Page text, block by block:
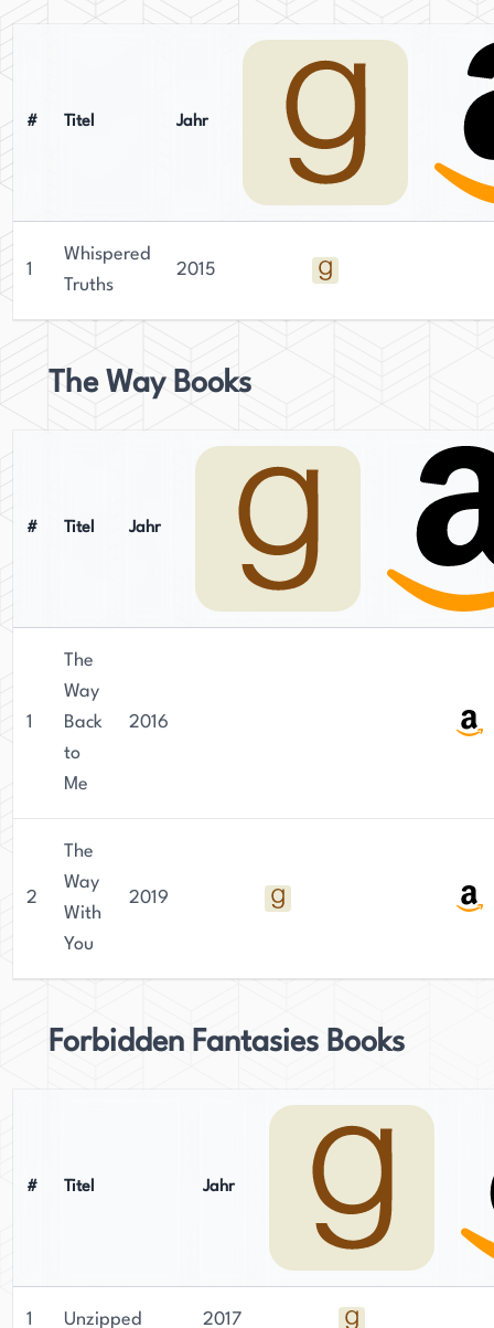
# Titel Jahr
1
Whispered
Truths
2015
The Way Books
# Titel Jahr
1
The
Way
Back
to
Me
2016
2
The
Way
With
You
2019
Forbidden Fantasies Books
# Titel Jahr
1 Unzipped 2017